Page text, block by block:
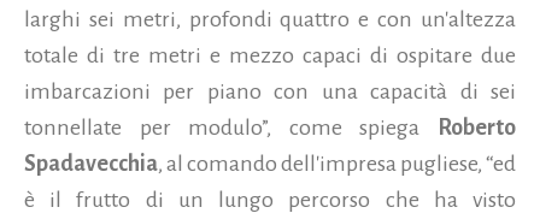
larghi sei metri, profondi quattro e con un'altezza
totale di tre metri e mezzo capaci di ospitare due
imbarcazioni per piano con una capacità di sei
tonnellate per modulo”, come spiega
Roberto
Spadavecchia, al comando dell'impresa pugliese, “ed
è il frutto di un lungo percorso che ha visto